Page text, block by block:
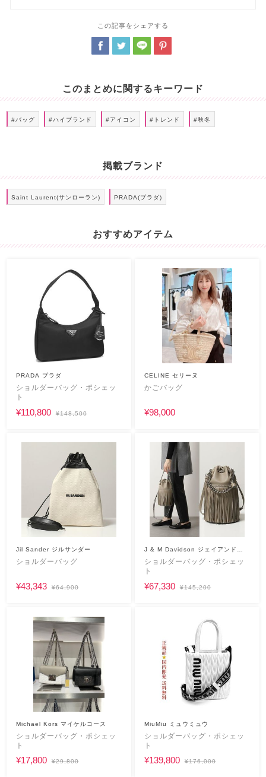
この記事をシェアする
このまとめに関するキーワード
#バッグ #ハイブランド #アイコン #トレンド #秋冬
掲載ブランド
Saint Laurent(サンローラン) PRADA(プラダ)
おすすめアイテム
PRADA プラダ
ショルダーバッグ・ポシェッ
ト
¥110,800 ¥148,500
CELINE セリーヌ
かごバッグ
¥98,000
Jil Sander ジルサンダー
ショルダーバッグ
¥43,343 ¥64,900
J & M Davidson ジェイアンドエ
ムデヴィッドソン
ショルダーバッグ・ポシェッ
ト
¥67,330 ¥145,200
Michael Kors マイケルコース
ショルダーバッグ・ポシェッ
ト
¥17,800 ¥29,800
MiuMiu ミュウミュウ
ショルダーバッグ・ポシェッ
ト
¥139,800 ¥176,000